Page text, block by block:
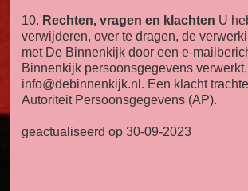
10. Rechten, vragen en klachten U
verwijderen, over te dragen, de
met De Binnenkijk door een e-
Binnenkijk persoonsgegevens
info@debinnenkijk.nl. Een klacht
Autoriteit Persoonsgegevens (AP).
geactualiseerd op 30-09-2023